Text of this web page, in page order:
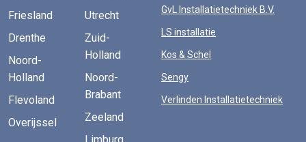
Friesland
Drenthe
Noord-
Holland
Flevoland
Overijssel
Utrecht
Zuid-
Holland
Noord-
Brabant
Zeeland
GvL Installatietechniek B.V.
LS installatie
Kos & Schel
Sengy
Verlinden Installatietechniek